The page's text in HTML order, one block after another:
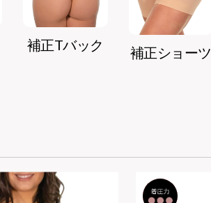
補正Tバック 補正ショーツ
2
セット